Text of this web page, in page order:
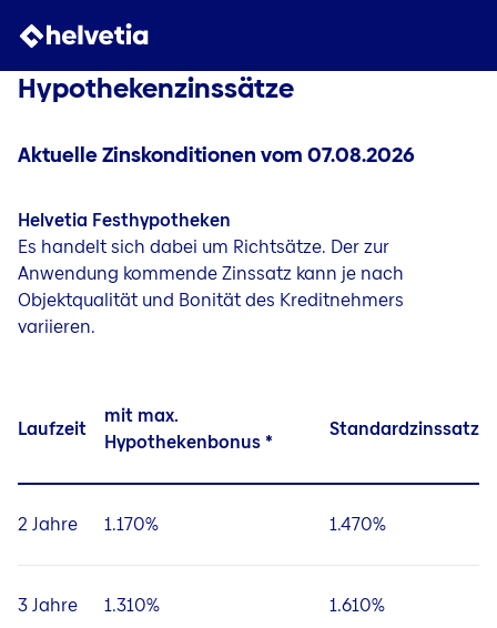
Hypothekenzinssätze
Aktuelle Zinskonditionen vom 07.08.2026
Helvetia Festhypotheken
Es handelt sich dabei um Richtsätze. Der zur
Anwendung kommende Zinssatz kann je nach
Objektqualität und Bonität des Kreditnehmers
variieren.
Laufzeit
mit max.
Hypothekenbonus *
Standardzinssatz
2 Jahre 1.170% 1.470%
3 Jahre 1.310% 1.610%